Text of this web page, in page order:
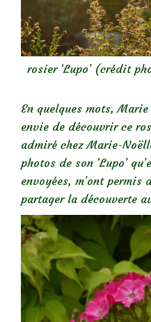
rosier ‘Lupo’ (crédit
En quelques mots, Marie
envie de découvrir ce
admiré chez Marie-
photos de son ‘Lupo’
envoyées, m’ont
partager la découverte